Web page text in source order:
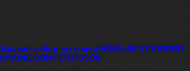
избор тук и сега.NOKIA,BLACKBERRY -
ERICSSON